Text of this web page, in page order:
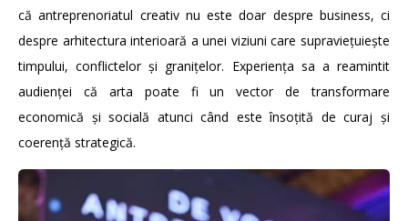
că antreprenoriatul creativ nu este doar despre business, ci
despre arhitectura interioară a unei viziuni care supraviețuiește
timpului, conflictelor și granițelor. Experiența sa a reamintit
audienței că arta poate fi un vector de transformare
economică și socială atunci când este însoțită de curaj și
coerență strategică.